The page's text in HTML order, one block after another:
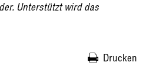
Unterstützt wird das
Drucken